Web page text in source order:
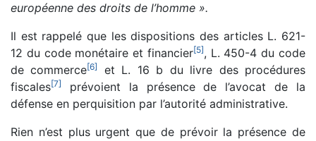
européenne des droits de l’homme ».
Il est rappelé que les dispositions des articles L. 621-
12 du code monétaire et financier[5], L. 450-4 du code
de commerce[6]
et L. 16 b du livre des procédures
fiscales[7]
prévoient la présence de l’avocat de la
défense en perquisition par l’autorité administrative.
Rien n’est plus urgent que de prévoir la présence de